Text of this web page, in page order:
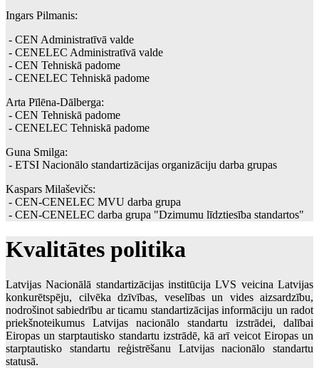
Ingars Pilmanis:
- CEN Administratīvā valde
- CENELEC Administratīvā valde
- CEN Tehniskā padome
- CENELEC Tehniskā padome
Arta Pīlēna-Dālberga:
- CEN Tehniskā padome
- CENELEC Tehniskā padome
Guna Smilga:
- ETSI Nacionālo standartizācijas organizāciju darba grupas
Kaspars Milaševičs:
- CEN-CENELEC MVU darba grupa
- CEN-CENELEC darba grupa "Dzimumu līdztiesība standartos"
Kvalitātes politika
Latvijas Nacionālā standartizācijas institūcija LVS veicina Latvijas
konkurētspēju, cilvēka dzīvības, veselības un vides aizsardzību,
nodrošinot sabiedrību ar ticamu standartizācijas informāciju un radot
priekšnoteikumus Latvijas nacionālo standartu izstrādei, dalībai
Eiropas un starptautisko standartu izstrādē, kā arī veicot Eiropas un
starptautisko standartu reģistrēšanu Latvijas nacionālo standartu
statusā.